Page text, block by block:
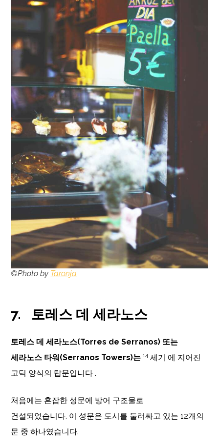
©Photo by Taronja
7. 토레스 데 세라노스
토레스 데 세라노스(Torres de Serranos) 또는
세라노스 타워(Serranos Towers)는14 세기 에 지어진
고딕 양식의 탑문입니다 .
처음에는 혼잡한 성문에 방어 구조물로
건설되었습니다. 이 성문은 도시를 둘러싸고 있는 12개의
문 중 하나였습니다.